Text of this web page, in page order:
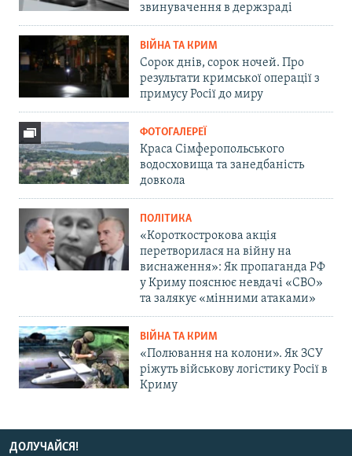
звинувачення в держзраді
ВІЙНА ТА КРИМ
Сорок днів, сорок ночей. Про
результати кримської операції з
примусу Росії до миру
ФОТОГАЛЕРЕЇ
Краса Сімферопольського
водосховища та занедбаність
довкола
ПОЛІТИКА
«Короткострокова акція
перетворилася на війну на
виснаження»: Як пропаганда РФ
у Криму пояснює невдачі «СВО»
та залякує «мінними атаками»
ВІЙНА ТА КРИМ
«Полювання на колони». Як ЗСУ
ріжуть військову логістику Росії в
Криму
ДОЛУЧАЙСЯ!